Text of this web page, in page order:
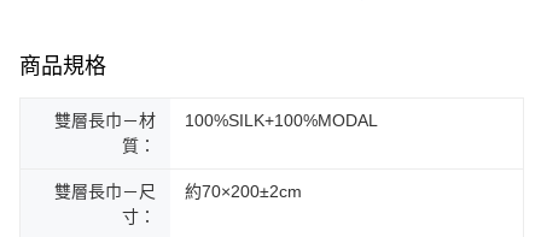
商品規格
雙層長巾－材
質：
100%SILK+100%MODAL
雙層長巾－尺
寸：
約70×200±2cm